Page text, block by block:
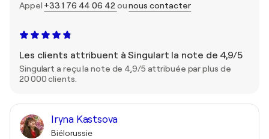
Appel +33 1 76 44 06 42ounous contacter
Les clients attribuent à Singulart la note de 4,9/5
Singulart a reçu la note de 4,9/5 attribuée par plus de
20 000 clients.
Iryna Kastsova
Biélorussie